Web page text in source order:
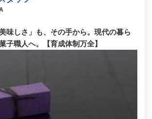
味しさ」も、その手から。現代の暮ら
子職人へ。【育成体制万全】